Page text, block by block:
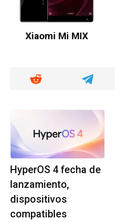
Xiaomi Mi MIX
HyperOS 4 fecha de
lanzamiento,
dispositivos
compatibles